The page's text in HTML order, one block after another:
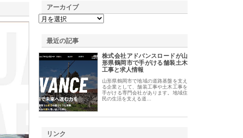
アーカイブ
最近の記事
株式会社アドバンスロードが山
形県鶴岡市で手がける舗装土木
工事と求人情報
山形県鶴岡市で地域の道路基盤を支え
る企業として、舗装工事や土木工事を
手がける専門会社があります。地域住
民の生活を支える道…
リンク